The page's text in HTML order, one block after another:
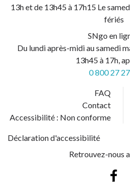
13h et de 13h45 à 17h15 Le
fériés
SNgo en
Du lundi après-midi au samedi
13h45 à 17h,
0 800 27
FAQ
Contact
Accessibilité : Non conforme
Déclaration d'accessibilité
Retrouvez-nous